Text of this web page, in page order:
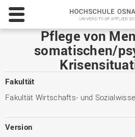
Pflege von
somatischen/
Fakultät
Fakultät Wirtschafts- und
Version